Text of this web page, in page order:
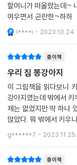
둘은 다시 만나 화해할
똥 문제를 해결하기 위
보호자와 똥강아지는 똥
서 무슨 일이 일어나는
고, 영양사로부터 엄격
주일 동안 먹어 보기도
날려 준다는 요가 수업
니다. 물론, 절망에 빠진
에는 해결책이 있다’는
셋!” 최면술 역시 소용없
할머니가 떠올랐는데~ 내용은 전~~~혀 그렇지 않은~^^ 유쾌하고도 귀
여우면서 곤란한~하하 강아지를 보는건 좋아하지만 곁에 두고 키울 수
없는 나 이기에 어떤 고충일지 머리로만 이해하는 반려견의 배변문제... 주
위에 반려견을 키
l****i 2023.10.24.
종이책
우리 집 똥강아지
이 그림책을 읽다보니
강아지였는데 밖에서
제는 없었지만 딱 하나
많았다. 뭐 밖에서 키우
을 엄청 많이 싸서 그걸
었다. 방문
g******7 2023.11.25.
종이책